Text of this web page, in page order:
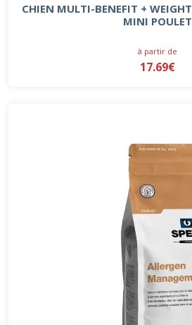
CHIEN MULTI-BENEFIT +
MINI POULET
à partir de
17.69€